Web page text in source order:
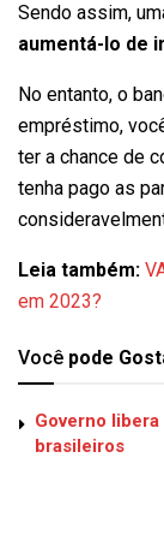
Sendo assim,
aumentá-lo de
No entanto, o
empréstimo,
ter a chance de
tenha pago as
Leia também:
em 2023?
Você pode
Governo
brasileiros